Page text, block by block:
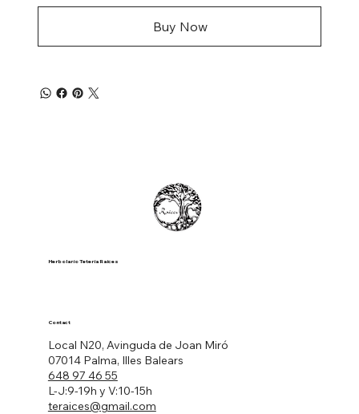
Buy Now
Herbolario Tetería Raíces
Local N20, Avinguda de Joan Miró
07014 Palma, Illes Balears
648 97 46 55
L-J:9-19h y V:10-15h
teraices@gmail.com
Contact